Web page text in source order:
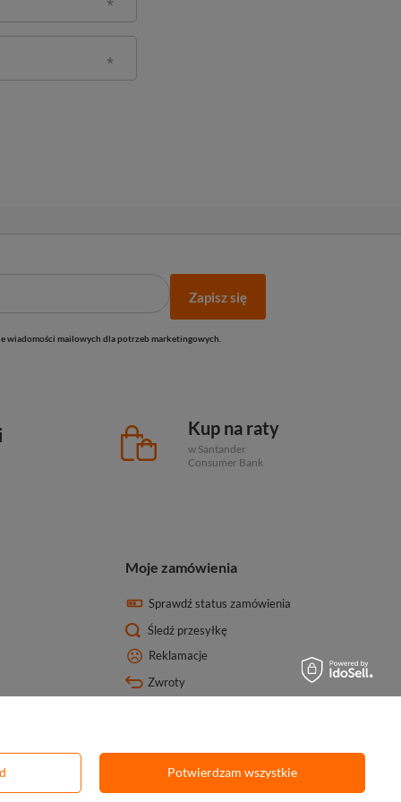
Zapisz się
wiadomości mailowych dla potrzeb marketingowych.
Kup na raty
w Santander
Consumer Bank
Moje zamówienia
Sprawdź status zamówienia
Śledź przesyłkę
Reklamacje
Zwroty
Potwierdzam wszystkie